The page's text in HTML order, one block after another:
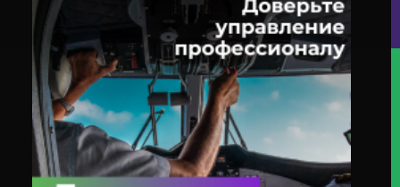
Главная Новости Депозитария
(INTR) О Корпоративном
Действии «Выплата Купонного Дохода» С Ценными Бумагами Эмитента
ПАО «Магнит» ИНН 2309085638 (облигация 4B02-06-60525-P-004P /
ISIN RU000A1090K0)